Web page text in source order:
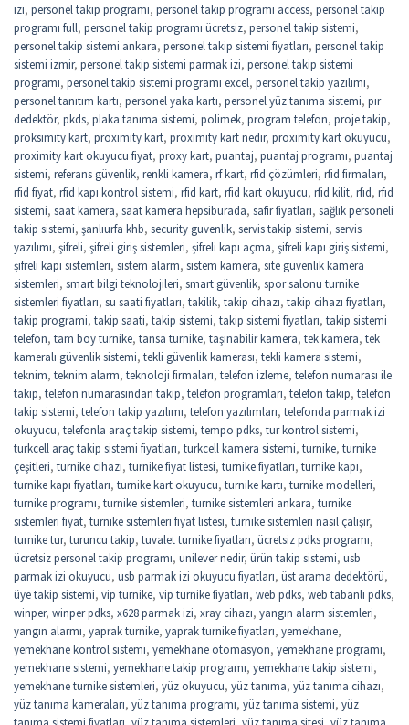
izi, personel takip programı, personel takip programı access, personel takip
programı full, personel takip programı ücretsiz, personel takip sistemi,
personel takip sistemi ankara, personel takip sistemi fiyatları, personel takip
sistemi izmir, personel takip sistemi parmak izi, personel takip sistemi
programı, personel takip sistemi programı excel, personel takip yazılımı,
personel tanıtım kartı, personel yaka kartı, personel yüz tanıma sistemi, pır
dedektör, pkds, plaka tanıma sistemi, polimek, program telefon, proje takip,
proksimity kart, proximity kart, proximity kart nedir, proximity kart okuyucu,
proximity kart okuyucu fiyat, proxy kart, puantaj, puantaj programı, puantaj
sistemi, referans güvenlik, renkli kamera, rf kart, rfid çözümleri, rfid firmaları,
rfid fiyat, rfid kapı kontrol sistemi, rfid kart, rfid kart okuyucu, rfid kilit, rfıd, rfıd
sistemi, saat kamera, saat kamera hepsiburada, safir fiyatları, sağlık personeli
takip sistemi, şanlıurfa khb, security guvenlik, servis takip sistemi, servis
yazılımı, şifreli, şifreli giriş sistemleri, şifreli kapı açma, şifreli kapı giriş sistemi,
şifreli kapı sistemleri, sistem alarm, sistem kamera, site güvenlik kamera
sistemleri, smart bilgi teknolojileri, smart güvenlik, spor salonu turnike
sistemleri fiyatları, su saati fiyatları, takilik, takip cihazı, takip cihazı fiyatları,
takip programi, takip saati, takip sistemi, takip sistemi fiyatları, takip sistemi
telefon, tam boy turnike, tansa turnike, taşınabilir kamera, tek kamera, tek
kameralı güvenlik sistemi, tekli güvenlik kamerası, tekli kamera sistemi,
teknim, teknim alarm, teknoloji firmaları, telefon izleme, telefon numarası ile
takip, telefon numarasından takip, telefon programlari, telefon takip, telefon
takip sistemi, telefon takip yazılımı, telefon yazılımları, telefonda parmak izi
okuyucu, telefonla araç takip sistemi, tempo pdks, tur kontrol sistemi,
turkcell araç takip sistemi fiyatları, turkcell kamera sistemi, turnike, turnike
çeşitleri, turnike cihazı, turnike fiyat listesi, turnike fiyatları, turnike kapı,
turnike kapı fiyatları, turnike kart okuyucu, turnike kartı, turnike modelleri,
turnike programı, turnike sistemleri, turnike sistemleri ankara, turnike
sistemleri fiyat, turnike sistemleri fiyat listesi, turnike sistemleri nasıl çalışır,
turnike tur, turuncu takip, tuvalet turnike fiyatları, ücretsiz pdks programı,
ücretsiz personel takip programı, unilever nedir, ürün takip sistemi, usb
parmak izi okuyucu, usb parmak izi okuyucu fiyatları, üst arama dedektörü,
üye takip sistemi, vip turnike, vip turnike fiyatları, web pdks, web tabanlı pdks,
winper, winper pdks, x628 parmak izi, xray cihazı, yangın alarm sistemleri,
yangın alarmı, yaprak turnike, yaprak turnike fiyatları, yemekhane,
yemekhane kontrol sistemi, yemekhane otomasyon, yemekhane programı,
yemekhane sistemi, yemekhane takip programı, yemekhane takip sistemi,
yemekhane turnike sistemleri, yüz okuyucu, yüz tanıma, yüz tanıma cihazı,
yüz tanıma kameraları, yüz tanıma programı, yüz tanıma sistemi, yüz